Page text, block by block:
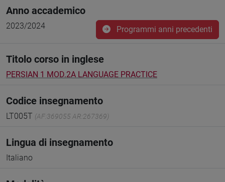
Anno accademico
2023/2024 Programmi anni precedenti
Titolo corso in inglese
PERSIAN 1 MOD.2A LANGUAGE PRACTICE
Codice insegnamento
LT005T (AF:369055 AR:267369)
Lingua di insegnamento
Italiano